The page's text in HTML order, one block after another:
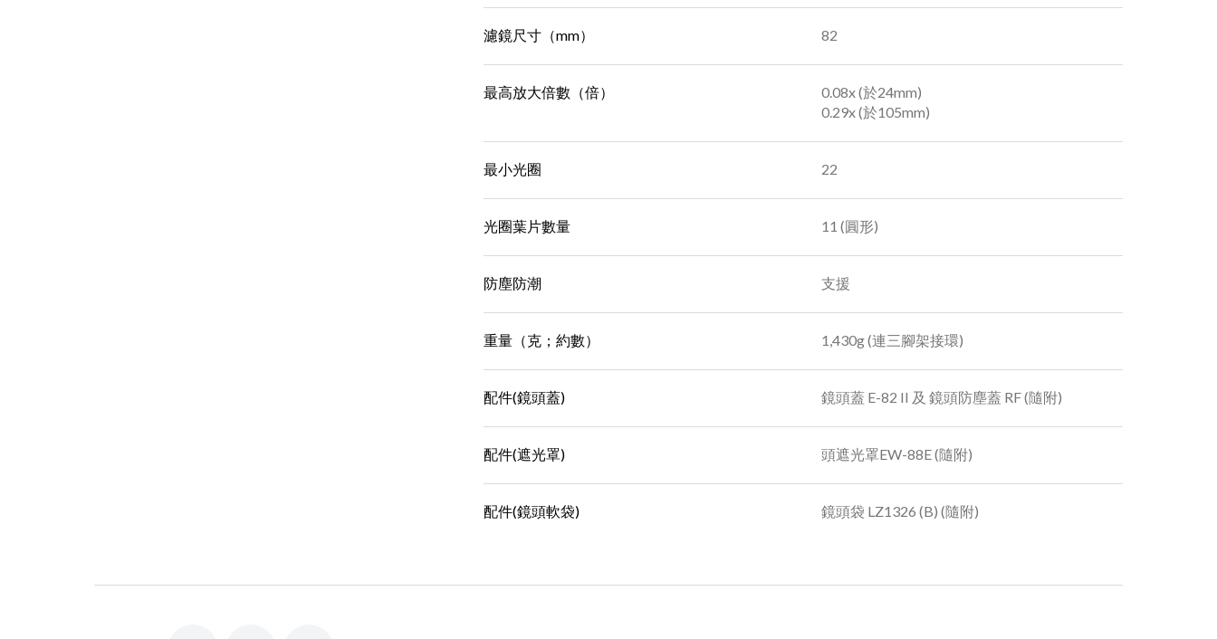
濾鏡尺寸（mm） 82
最高放大倍數（倍）
0.08x (於24mm)
0.29x (於105mm)
最小光圈 22
光圈葉片數量 11 (圓形)
防塵防潮 支援
重量（克；約數） 1,430g (連三腳架接環)
配件(鏡頭蓋) 鏡頭蓋 E-82 II 及 鏡頭防塵蓋 RF (隨附)
配件(遮光罩) 頭遮光罩EW-88E (隨附)
配件(鏡頭軟袋) 鏡頭袋 LZ1326 (B) (隨附)